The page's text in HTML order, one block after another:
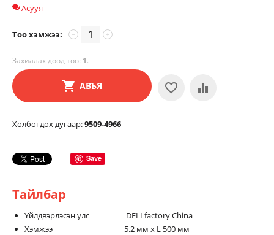
Асууя
Тоо хэмжээ: +
−
Захиалах доод тоо: 1.
АВЪЯ
Холбогдох дугаар:9509-4966
Save
Тайлбар
Үйлдвэрлэсэн улс DELI factory China
Хэмжээ 5.2 мм х L 500 мм